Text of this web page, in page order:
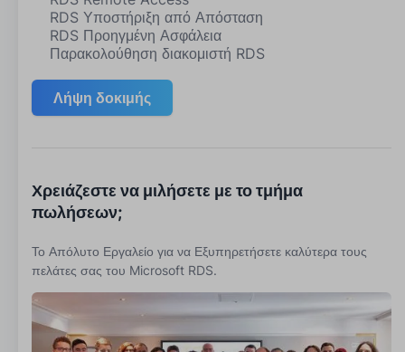
RDS Υποστήριξη από Απόσταση
RDS Προηγμένη Ασφάλεια
Παρακολούθηση διακομιστή RDS
Λήψη δοκιμής
Χρειάζεστε να μιλήσετε με το τμήμα
πωλήσεων;
Το Απόλυτο Εργαλείο για να Εξυπηρετήσετε καλύτερα τους
πελάτες σας του Microsoft RDS.